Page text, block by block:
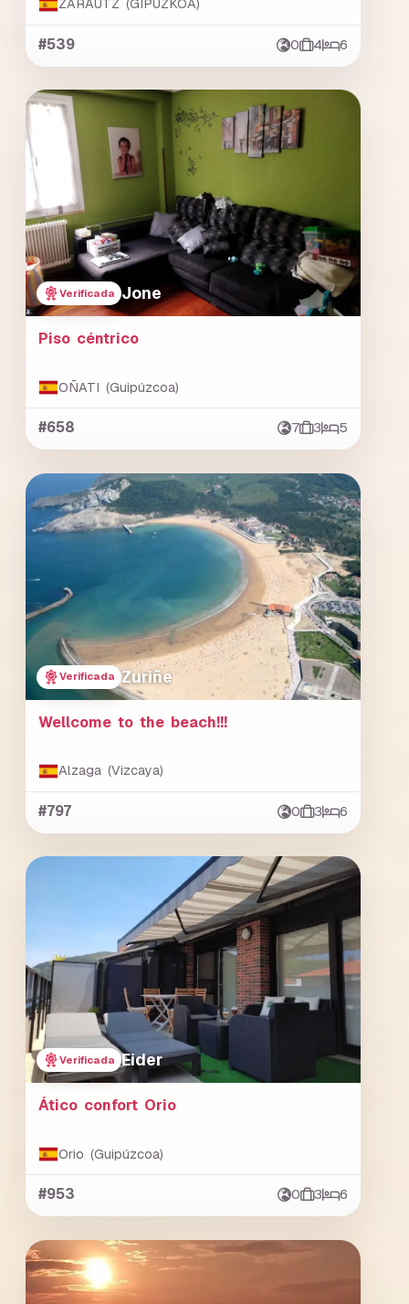
ZARAUTZ (GIPUZKOA)
#539 0 4 6
Verificada Jone
Piso céntrico
OÑATI (Guipúzcoa)
#658 7 3 5
Verificada Zuriñe
Wellcome to the beach!!!
Alzaga (Vizcaya)
#797 0 3 6
Verificada Eider
Ático confort Orio
Orio (Guipúzcoa)
#953 0 3 6